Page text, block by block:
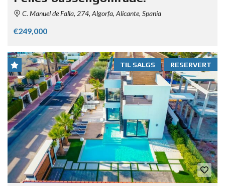
C. Manuel de Falla, 274, Algorfa, Alicante, Spania
€249,000
RESERVERT
TIL SALGS